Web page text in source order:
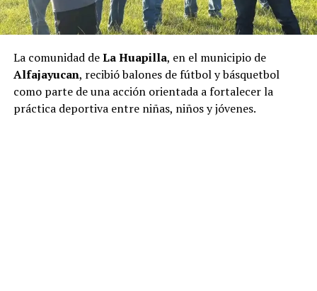
La comunidad deLa Huapilla, en el municipio de
Alfajayucan, recibió balones de fútbol y básquetbol
como parte de una acción orientada a fortalecer la
práctica deportiva entre niñas, niños y jóvenes.